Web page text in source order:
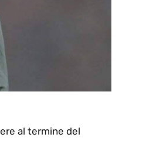
al termine del